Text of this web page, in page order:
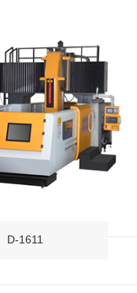
D-1611